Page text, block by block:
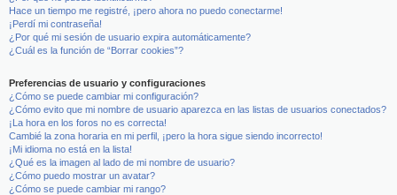
Hace un tiempo me registré, ¡pero ahora no puedo conectarme!
¡Perdí mi contraseña!
¿Por qué mi sesión de usuario expira automáticamente?
¿Cuál es la función de “Borrar cookies”?
Preferencias de usuario y configuraciones
¿Cómo se puede cambiar mi configuración?
¿Cómo evito que mi nombre de usuario aparezca en las listas de usuarios conectados?
¡La hora en los foros no es correcta!
Cambié la zona horaria en mi perfil, ¡pero la hora sigue siendo incorrecto!
¡Mi idioma no está en la lista!
¿Qué es la imagen al lado de mi nombre de usuario?
¿Cómo puedo mostrar un avatar?
¿Cómo se puede cambiar mi rango?